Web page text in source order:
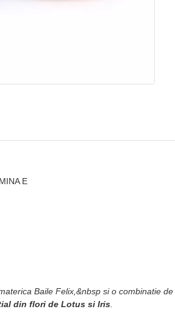
E
Baile Felix,&nbsp si o combinatie de
din flori de Lotus si Iris